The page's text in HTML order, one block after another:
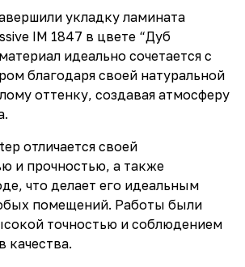
укладку ламината
IM 1847 в цвете “Дуб
идеально сочетается с
благодаря своей натуральной
оттенку, создавая атмосферу
отличается своей
и прочностью, а также
что делает его идеальным
помещений. Работы были
точностью и соблюдением
качества.